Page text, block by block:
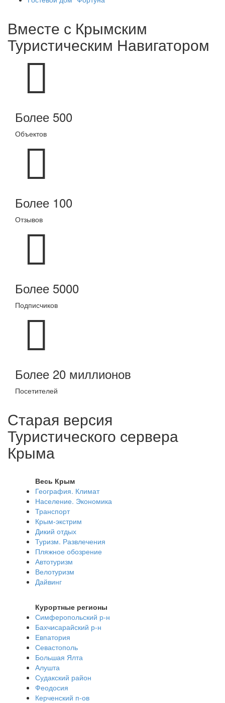
Вместе с Крымским
Туристическим Навигатором
Более 500
Объектов
Более 100
Отзывов
Более 5000
Подписчиков
Более 20 миллионов
Посетителей
Старая версия
Туристического сервера
Крыма
Весь Крым
География. Климат
Население. Экономика
Транспорт
Крым-экстрим
Дикий отдых
Туризм. Развлечения
Пляжное обозрение
Автотуризм
Велотуризм
Дайвинг
Курортные регионы
Симферопольский р-н
Бахчисарайский р-н
Евпатория
Севастополь
Большая Ялта
Алушта
Судакский район
Феодосия
Керченский п-ов